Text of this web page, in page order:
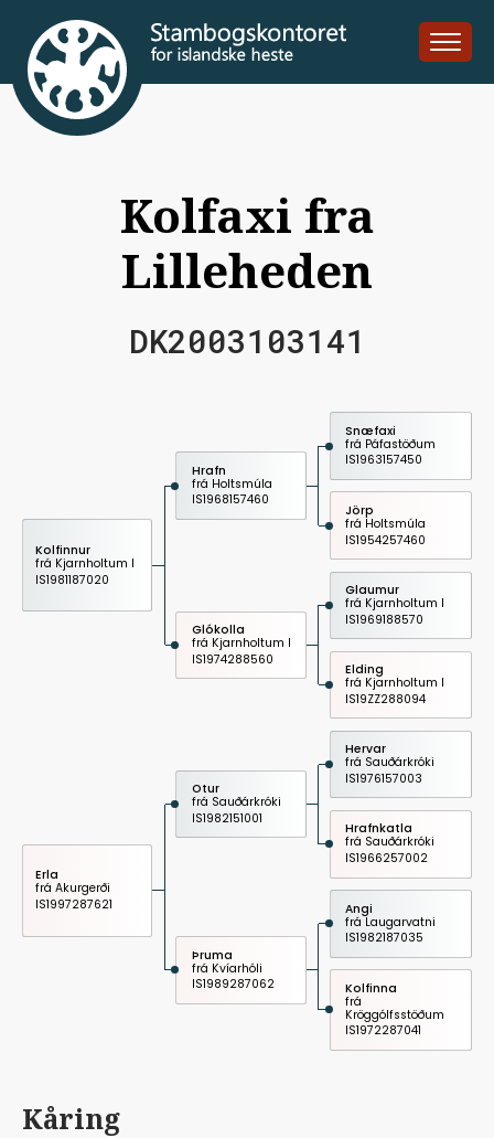
Kolfaxi fra
Lilleheden
DK2003103141
Kolfinnur
frá Kjarnholtum I
IS1981187020
Hrafn
frá Holtsmúla
IS1968157460
Snæfaxi
frá Páfastöðum
IS1963157450
Jörp
frá Holtsmúla
IS1954257460
Glókolla
frá Kjarnholtum I
IS1974288560
Glaumur
frá Kjarnholtum I
IS1969188570
Elding
frá Kjarnholtum I
IS19ZZ288094
Erla
frá Akurgerði
IS1997287621
Otur
frá Sauðárkróki
IS1982151001
Hervar
frá Sauðárkróki
IS1976157003
Hrafnkatla
frá Sauðárkróki
IS1966257002
Þruma
frá Kvíarhóli
IS1989287062
Angi
frá Laugarvatni
IS1982187035
Kolfinna
frá
Kröggólfsstöðum
IS1972287041
Kåring